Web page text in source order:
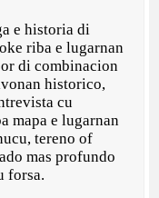
e historia di
riba e lugarnan
di combinacion
historico,
cu
mapa e lugarnan
tereno of
mas profundo
forsa.